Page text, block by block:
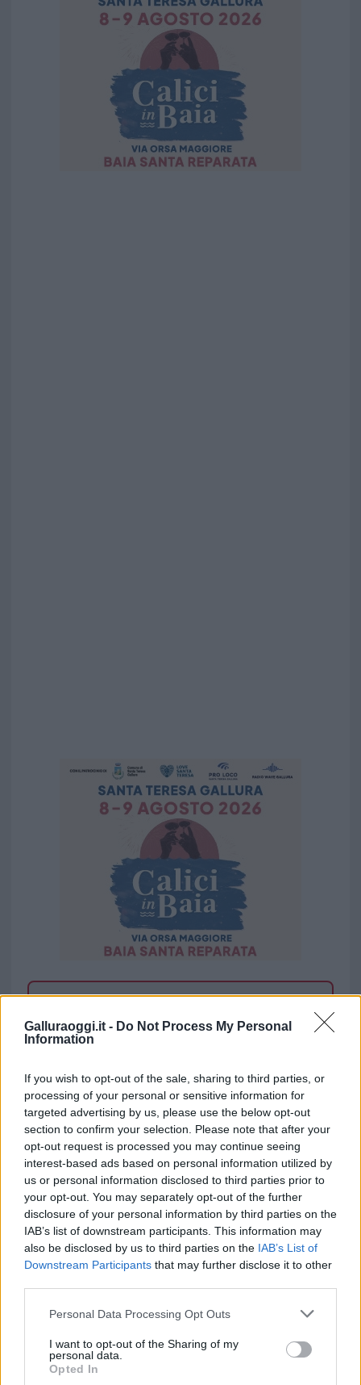
Galluraoggi.it - Do Not Process My Personal
Information
If you wish to opt-out of the sale, sharing to third parties, or
processing of your personal or sensitive information for
targeted advertising by us, please use the below opt-out
section to confirm your selection. Please note that after your
opt-out request is processed you may continue seeing
interest-based ads based on personal information utilized by
us or personal information disclosed to third parties prior to
your opt-out. You may separately opt-out of the further
disclosure of your personal information by third parties on the
IAB’s list of downstream participants. This information may
also be disclosed by us to third parties on the IAB’s List of
Downstream Participants that may further disclose it to other
Please note that this website/app uses one or more Google
not limited to your visit or usage behaviour. You may click to
grant or deny consent to Google and its third-party tags to
use your data for below specified purposes in below Google
Personal Data Processing Opt Outs
I want to opt-out of the Sharing of my
personal data.
Opted In
Vuoi rimuovere le pubblicità nazionali?
Puoi abbonarti a
Sei già abbonato?
Puoi effettuare l'accesso andando nella
sezioneLogindal menù del sito o
cliccandoqui
TEMI:
Come Vedere La Superluna
Notizie Sardegna
Superluna Superluna Del Cervo
Inviaci le tue segnalazioni,
Su WhatsApp al numero +39